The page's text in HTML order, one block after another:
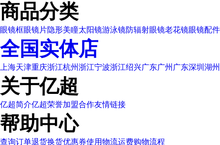
商品分类
眼镜框眼镜片隐形美瞳太阳镜游泳镜防辐射眼镜老花镜眼镜配件
全国实体店
上海天津重庆浙江杭州浙江宁波浙江绍兴广东广州 广东深圳 湖
关于亿超
亿超简介亿超荣誉加盟合作友情链接
帮助中心
查询订单退货换货优惠券使用物流运费购物流程